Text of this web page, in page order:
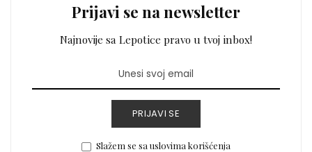
Prijavi se na newsletter
Najnovije sa Lepotice pravo u tvoj inbox!
PRIJAVI SE
Slažem se sa uslovima korišćenja